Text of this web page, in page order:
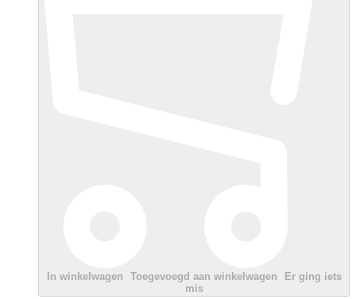
In winkelwagen Toegevoegd aan winkelwagen
Er ging iets
mis